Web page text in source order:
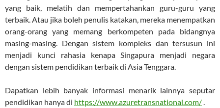
yang baik, melatih dan mempertahankan guru-guru yang
terbaik. Atau jika boleh penulis katakan, mereka menempatkan
orang-orang yang memang berkompeten pada bidangnya
masing-masing. Dengan sistem kompleks dan tersusun ini
menjadi kunci rahasia kenapa Singapura menjadi negara
dengan sistem pendidikan terbaik di Asia Tenggara.
Dapatkan lebih banyak informasi menarik lainnya seputar
pendidikan hanya di https://www.azuretransnational.com/.